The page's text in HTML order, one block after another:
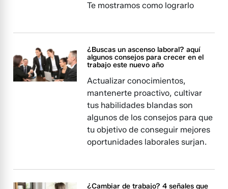
Te mostramos como lograrlo
¿Buscas un ascenso laboral? aquí
algunos consejos para crecer en el
trabajo este nuevo año
Actualizar conocimientos,
mantenerte proactivo, cultivar
tus habilidades blandas son
algunos de los consejos para que
tu objetivo de conseguir mejores
oportunidades laborales surjan.
¿Cambiar de trabajo? 4 señales que